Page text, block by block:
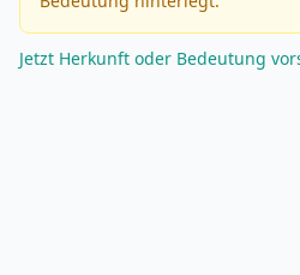
Jetzt Herkunft oder Bedeutung